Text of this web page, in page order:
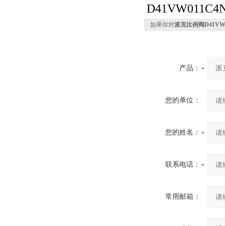
如果你对派克比例阀
产品：
您的单位：
您的姓名：
联系电话：
常用邮箱：